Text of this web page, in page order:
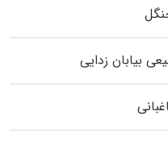
بیابان زدایی